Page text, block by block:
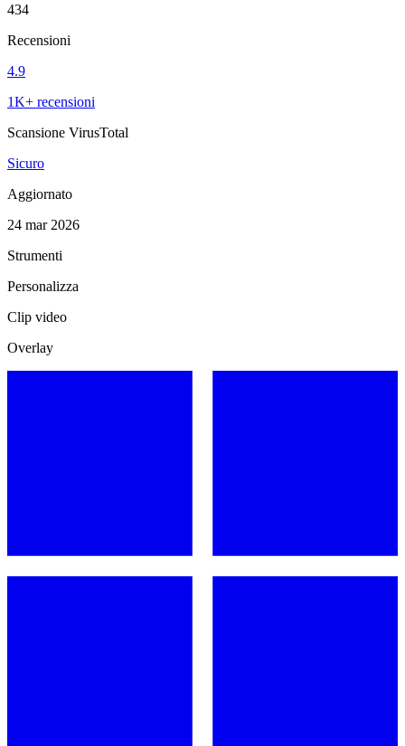
434
Recensioni
4.9
1K+ recensioni
Scansione VirusTotal
Sicuro
Aggiornato
24 mar 2026
Strumenti
Personalizza
Clip video
Overlay